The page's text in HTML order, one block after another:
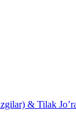
& Tilak